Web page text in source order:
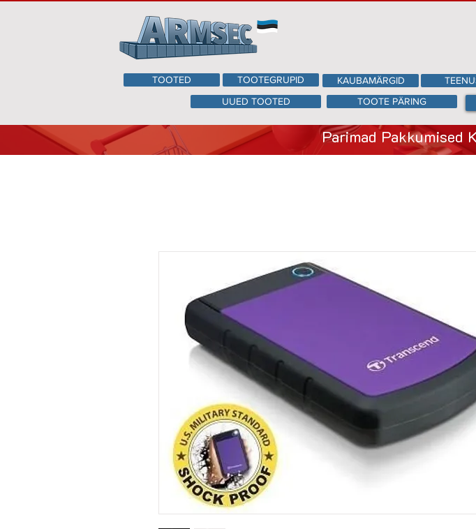
TOOTED
TOOTEGRUPID
UUED TOOTED
KAUBAMÄRGID
TOOTE PÄRING
Parimad Pakkumised